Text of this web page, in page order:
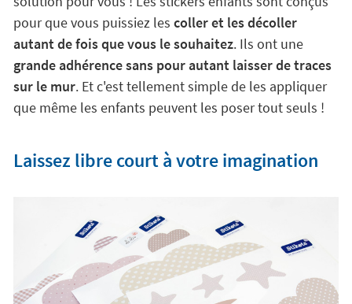
pour que vous puissiez les coller et les décoller
autant de fois que vous le souhaitez. Ils ont une
grande adhérence sans pour autant laisser de traces
sur le mur. Et c'est tellement simple de les appliquer
que même les enfants peuvent les poser tout seuls !
Laissez libre court à votre imagination